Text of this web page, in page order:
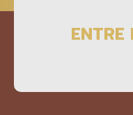
ENTRE